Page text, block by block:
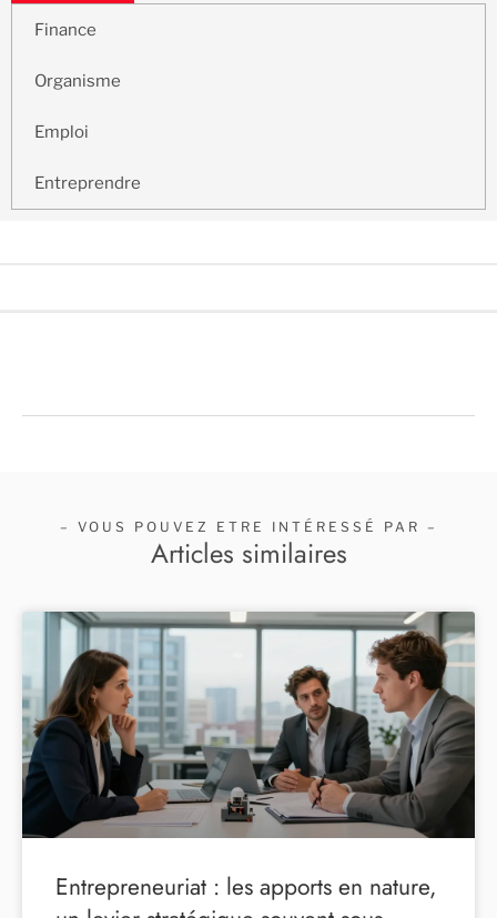
Finance
Organisme
Emploi
Entreprendre
– VOUS POUVEZ ETRE INTÉRESSÉ PAR –
Articles similaires
Entrepreneuriat : les apports en nature,